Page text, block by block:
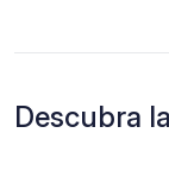
Descubra